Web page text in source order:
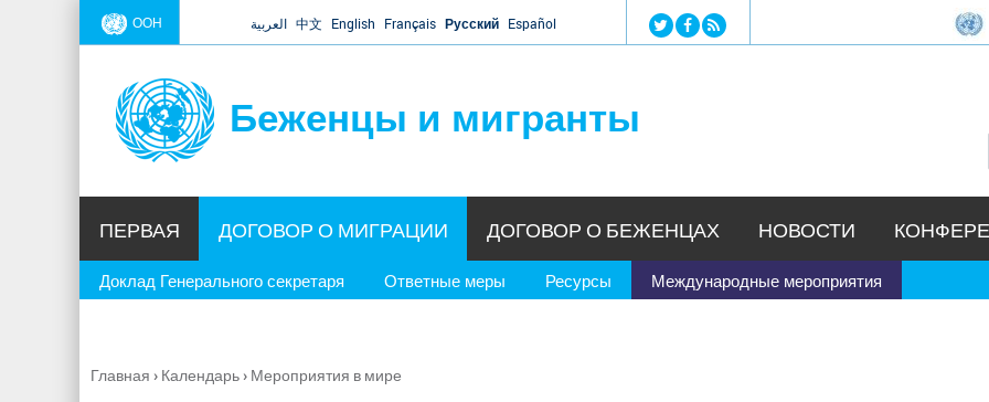
Jump to navigation
ООН العربية 中文 English Français Русский Español
Беженцы и мигранты
ПЕРВАЯ ДОГОВОР О МИГРАЦИИ
Доклад Генерального секретаря Ответные меры Ресурсы Международные мероприятия
ДОГОВОР О БЕЖЕНЦАХ НОВОСТИ
Вы
Главная › Календарь› Мероприятия в мире